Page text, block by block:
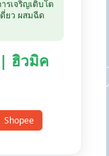
รเจริญเติบโต
ยว ผสมฉีด
| ฮิวมิค
Shopee